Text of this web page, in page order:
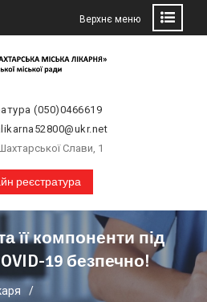
Верхнє меню
(050)0466619
Слави, 1
реєстратура
її компоненти під
19 безпечно!